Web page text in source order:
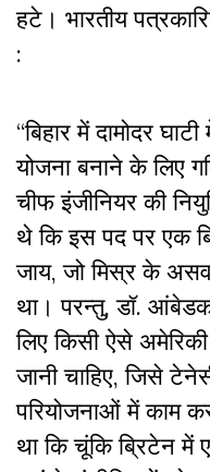
हटे। भारतीय
:
“बिहार में दामोदर
योजना बनाने के लिए
चीफ इंजीनियर की
थे कि इस पद पर एक
जाय, जो मिस्र के
था। परन्तु, डॉ.
लिए किसी ऐसे
जानी चाहिए, जिसे
परियोजनाओं में काम
था कि चूंकि ब्रिटेन में